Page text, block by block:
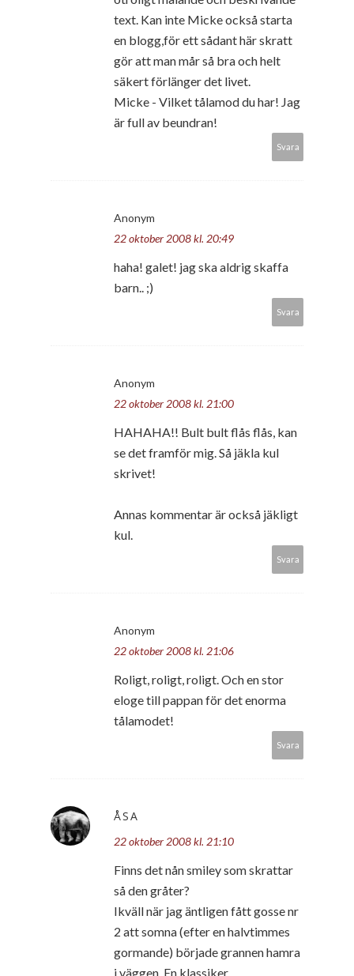
text. Kan inte Micke också starta
en blogg,för ett sådant här skratt
gör att man mår så bra och helt
säkert förlänger det livet.
Micke - Vilket tålamod du har! Jag
är full av beundran!
Svara
Anonym
22 oktober 2008 kl. 20:49
haha! galet! jag ska aldrig skaffa
barn.. ;)
Svara
Anonym
22 oktober 2008 kl. 21:00
HAHAHA!! Bult bult flås flås, kan
se det framför mig. Så jäkla kul
skrivet!
Annas kommentar är också jäkligt
kul.
Svara
Anonym
22 oktober 2008 kl. 21:06
Roligt, roligt, roligt. Och en stor
eloge till pappan för det enorma
tålamodet!
Svara
ÅSA
22 oktober 2008 kl. 21:10
Finns det nån smiley som skrattar
så den gråter?
Ikväll när jag äntligen fått gosse nr
2 att somna (efter en halvtimmes
gormande) började grannen hamra
i väggen. En klassiker.